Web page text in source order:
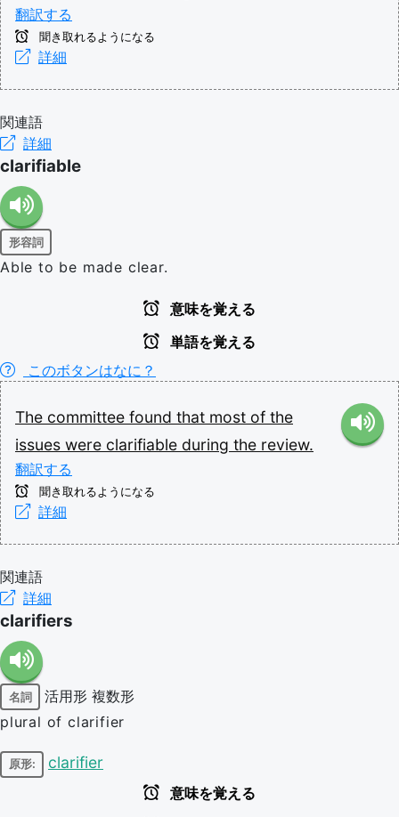
翻訳する
聞き取れるようになる
詳細
関連語
詳細
clarifiable
形容詞
Able to be made clear.
意味を覚える
単語を覚える
このボタンはなに？
The committee found that most of the
issues were clarifiable during the review.
翻訳する
聞き取れるようになる
詳細
関連語
詳細
clarifiers
名詞 活用形 複数形
plural of clarifier
原形: clarifier
意味を覚える